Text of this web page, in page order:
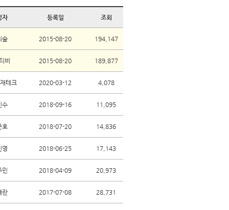
자 등록일 조회
숲 2015-08-20 194,147
비 2015-08-20 189,877
테크 2020-03-12 4,078
수 2018-09-16 11,095
호 2018-07-20 14,836
영 2018-06-25 17,143
민 2018-04-09 20,973
란 2017-07-08 28,731